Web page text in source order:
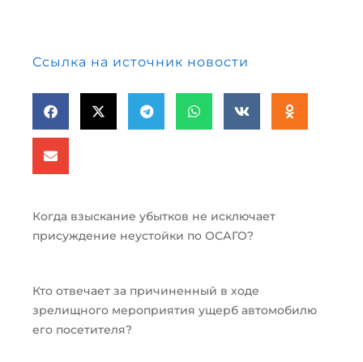
Ссылка на источник новости
Когда взыскание убытков не исключает
присуждение неустойки по ОСАГО?
Кто отвечает за причиненный в ходе
зрелищного мероприятия ущерб автомобилю
его посетителя?